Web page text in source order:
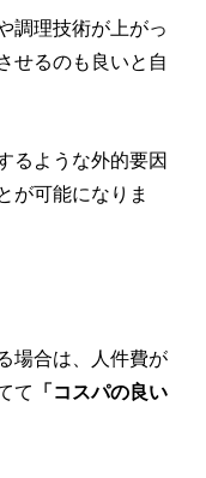
調理技術が上がっ
せるのも良いと自
るような外的要因
が可能になりま
場合は、人件費が
て
「コスパの良い